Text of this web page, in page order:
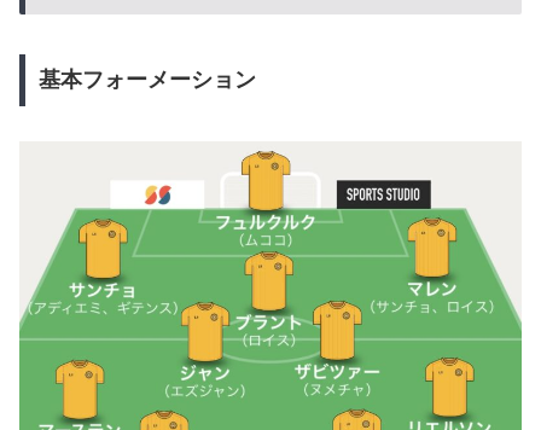
基本フォーメーション